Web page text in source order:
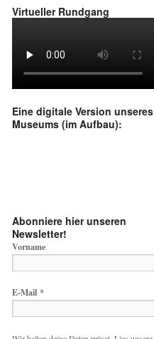
Virtueller Rundgang
Eine digitale Version unseres
Museums (im Aufbau):
Abonniere hier unseren
Newsletter!
Vorname
E-Mail *